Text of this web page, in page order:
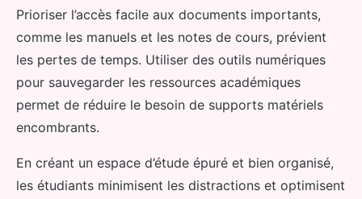
Prioriser l’accès facile aux documents importants,
comme les manuels et les notes de cours, prévient
les pertes de temps. Utiliser des outils numériques
pour sauvegarder les ressources académiques
permet de réduire le besoin de supports matériels
encombrants.
En créant un espace d’étude épuré et bien organisé,
les étudiants minimisent les distractions et optimisent